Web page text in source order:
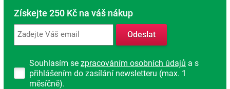
Matrace Melánie je díky svému konstrukčnímu řešení velmi
vzdušná a ideálně kopíruje tvar páteře. Vhodná na pevnou
Získejte 250 Kč na váš nákup
Odeslat
Souhlasím se zpracováním osobních údajů a s
přihlášením do zasílání newsletteru (max. 1
měsíčně).